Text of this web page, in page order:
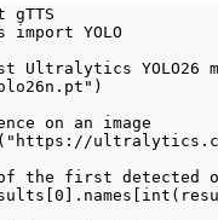
YOLO
Ultralytics YOLO26
on an image
of the first detected